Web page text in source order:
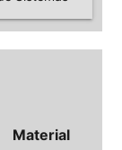
Material